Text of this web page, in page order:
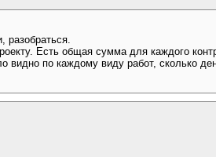
разобраться.
Есть общая сумма для каждого
видно по каждому виду работ, сколько